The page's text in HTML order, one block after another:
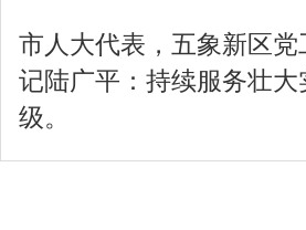
市人大代表，五象新区
记陆广平：持续服务壮
级。